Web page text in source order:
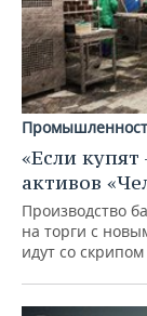
«Если
активов
Производство
на торги с
идут со скрипом